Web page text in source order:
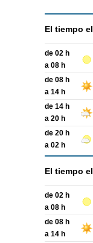
El tiempo el
de 02 h
a 08 h
de 08 h
a 14 h
de 14 h
a 20 h
de 20 h
a 02 h
El tiempo el
de 02 h
a 08 h
de 08 h
a 14 h